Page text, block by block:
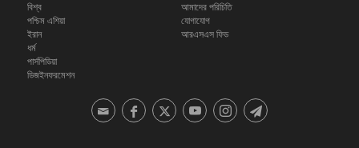
বিশ্ব
পশ্চিম এশিয়া
ইরান
ধর্ম
পার্সপিডিয়া
ডিজইনফরমেশন
আমাদের পরিচিতি
যোগাযোগ
আরএসএস ফিড